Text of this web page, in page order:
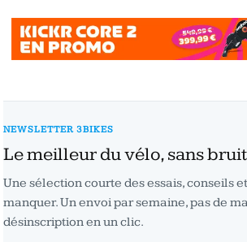
NEWSLETTER 3BIKES
Le meilleur du vélo, sans
Une sélection courte des essais, conseils
manquer. Un envoi par semaine, pas de
désinscription en un clic.